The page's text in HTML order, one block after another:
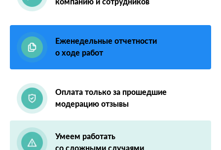
компанию и сотрудников
Еженедельные отчетности
о ходе работ
Оплата только за прошедшие
модерацию отзывы
Умеем работать